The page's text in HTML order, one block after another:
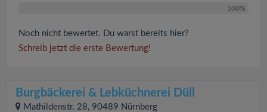
100%
Noch nicht bewertet. Du warst bereits hier?
Schreib jetzt die erste Bewertung!
Burgbäckerei & Lebküchnerei Düll
Mathildenstr. 28, 90489 Nürnberg